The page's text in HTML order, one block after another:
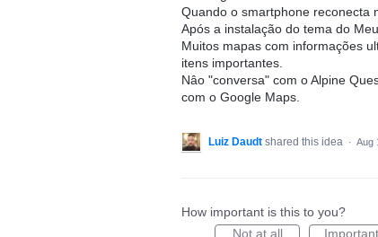
Quando o smartphone reconecta
Após a instalação do tema do
Muitos mapas com informações
itens importantes.
Nâo "conversa" com o Alpine
com o Google Maps.
Luiz Daudt shared this idea · Aug
How important is this to you?
Not at all
Important